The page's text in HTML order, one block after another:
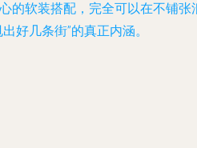
软装搭配，完全可以在不铺
好几条街”的真正内涵。